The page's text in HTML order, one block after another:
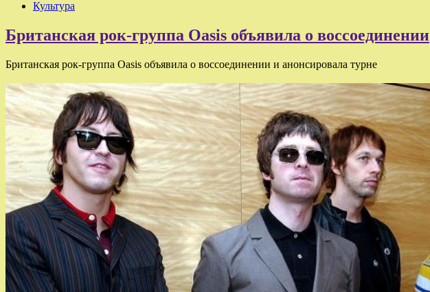
Культура
Британская рок-группа Oasis объявила о воссоединении
Британская рок-группа Oasis объявила о воссоединении и анонсировала турне